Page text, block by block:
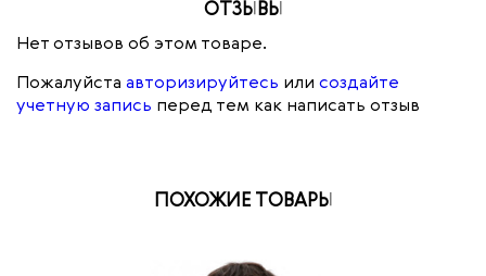
ОТЗЫВЫ
Нет отзывов об этом товаре.
Пожалуйста авторизируйтесь или создайте
учетную запись перед тем как написать отзыв
ПОХОЖИЕ ТОВАРЫ